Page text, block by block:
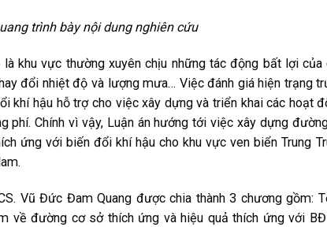
trình bày nội dung nghiên cứu
là khu vực thường xuyên chịu những tác động bất lợi của
đổi nhiệt độ và lượng mưa… Việc đánh giá hiện trạng
khí hậu hỗ trợ cho việc xây dựng và triển khai các hoạt
phí. Chính vì vậy, Luận án hướng tới việc xây dựng
ứng với biến đổi khí hậu cho khu vực ven biển Trung
Vũ Đức Đam Quang được chia thành 3 chương gồm:
về đường cơ sở thích ứng và hiệu quả thích ứng với